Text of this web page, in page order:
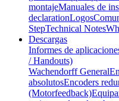
montajeManuales de
declarationLogos
StepTechnical Notes
Descargas
Informes de
/ Handouts)
Wachendorff General
absolutosEncoders
(Motorfeedback)